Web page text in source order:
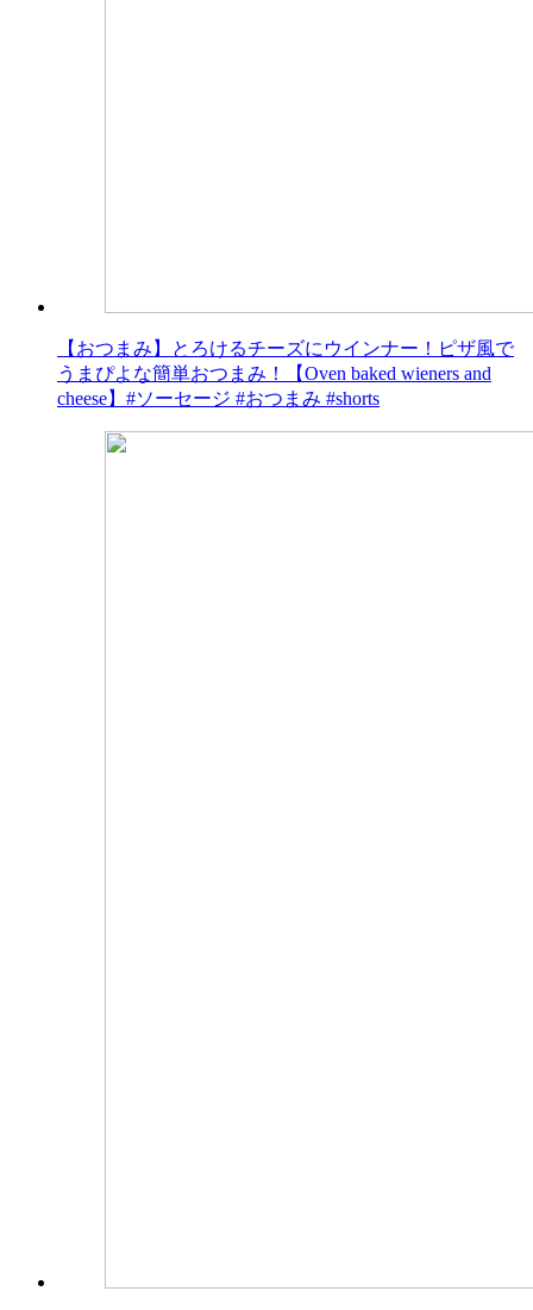
【おつまみ】とろけるチーズにウインナー！ピザ風で
うまぴよな簡単おつまみ！【Oven baked wieners and
cheese】#ソーセージ #おつまみ #shorts